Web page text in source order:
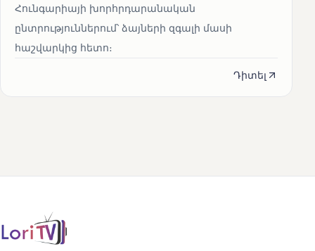
Հունգարիայի խորհրդարանական
ընտրություններում՝ ձայների զգալի մասի
հաշվարկից հետո։
Դիտել